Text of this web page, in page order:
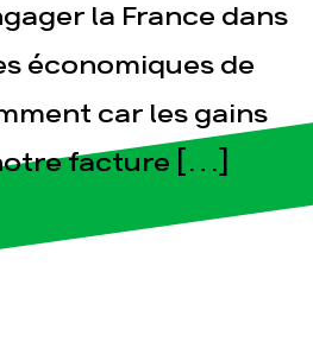
la France dans
économiques de
car les gains
facture […]